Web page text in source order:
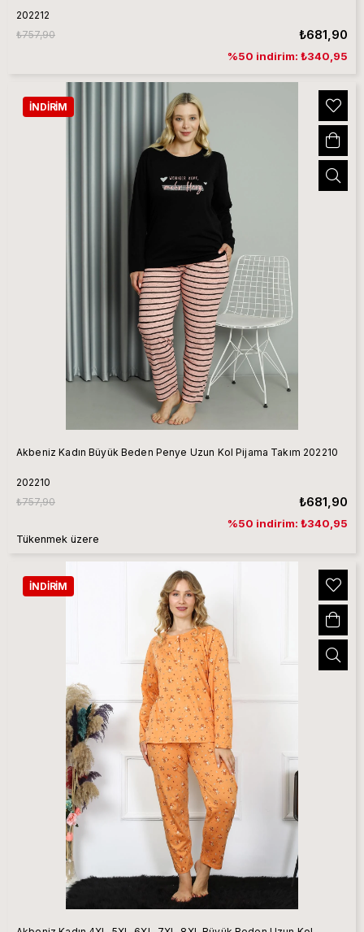
202212
₺681,90
₺757,90
%50 indirim: ₺340,95
Akbeniz Kadın Büyük Beden Penye Uzun Kol Pijama Takım 202210
202210
₺681,90
₺757,90
%50 indirim: ₺340,95
Tükenmek üzere
İNDIRIM
İNDIRIM